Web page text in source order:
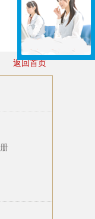
返回首页